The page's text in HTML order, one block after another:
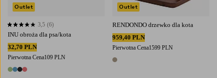
INU obroża dla psa/kota
32,70 PLN
Pierwotna Cena109 PLN
4 kolory
3,5 opierając się na 6 ocenach
3,5 (6)
Outlet
RENDONDO drzewko dla kota
959,40 PLN
Pierwotna Cena1599 PLN
1 kolor
Outlet